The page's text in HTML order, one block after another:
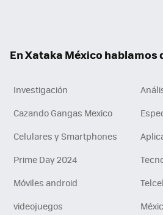
En Xataka México hablamos
Investigación
Cazando Gangas Mexico
Celulares y Smartphones
Prime Day 2024
Móviles android
Telcel
videojuegos